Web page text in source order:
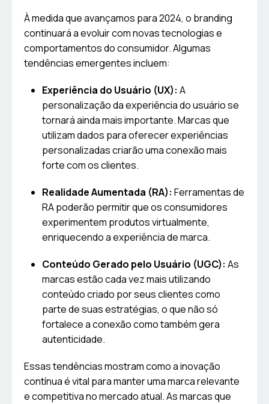
À medida que avançamos para 2024, o branding
continuará a evoluir com novas tecnologias e
comportamentos do consumidor. Algumas
tendências emergentes incluem:
Experiência do Usuário (UX): A
personalização da experiência do usuário se
tornará ainda mais importante. Marcas que
utilizam dados para oferecer experiências
personalizadas criarão uma conexão mais
forte com os clientes.
Realidade Aumentada (RA): Ferramentas de
RA poderão permitir que os consumidores
experimentem produtos virtualmente,
enriquecendo a experiência de marca.
Conteúdo Gerado pelo Usuário (UGC): As
marcas estão cada vez mais utilizando
conteúdo criado por seus clientes como
parte de suas estratégias, o que não só
fortalece a conexão como também gera
autenticidade.
Essas tendências mostram como a inovação
contínua é vital para manter uma marca relevante
e competitiva no mercado atual. As marcas que